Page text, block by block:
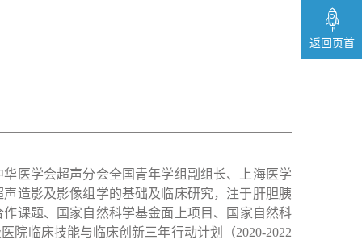
返回页首
医学会超声分会全国青年学组副组长、上海医学
造影及影像组学的基础及临床研究， 注于肝胆胰
课题、国家自然科学基金面上项目、国家自然科
院临床技能与临床创新三年行动计划（2020-2022